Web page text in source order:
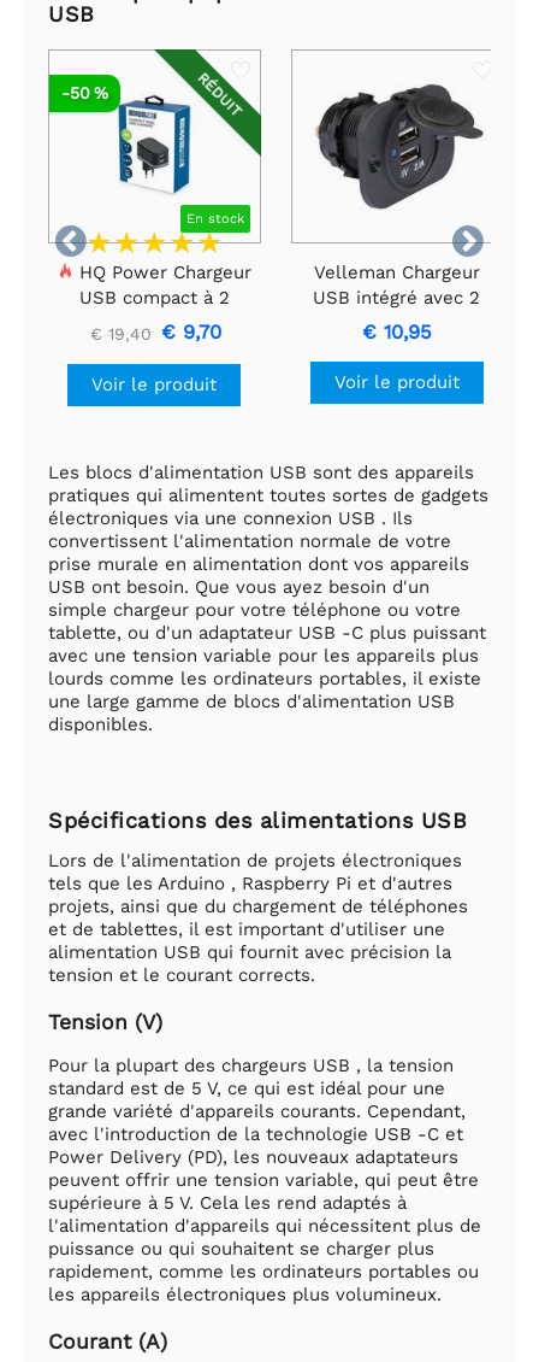
USB


RÉDUIT
En stock
-50 %
HQ Power Chargeur
USB compact à 2
ports – Charge
intelligente 17 W, noir
€ 19,40 € 9,70
Voir le produit
Velleman Chargeur
USB intégré avec 2
ports et couvercle
anti-éclaboussures –
12–24 V à 5 V/2,1 A
€ 10,95
Voir le produit
Les blocs d'alimentation USB sont des appareils
pratiques qui alimentent toutes sortes de gadgets
électroniques via une connexion USB . Ils
convertissent l'alimentation normale de votre
prise murale en alimentation dont vos appareils
USB ont besoin. Que vous ayez besoin d'un
simple chargeur pour votre téléphone ou votre
tablette, ou d'un adaptateur USB -C plus puissant
avec une tension variable pour les appareils plus
lourds comme les ordinateurs portables, il existe
une large gamme de blocs d'alimentation USB
disponibles.
Spécifications des alimentations USB
Lors de l'alimentation de projets électroniques
tels que les Arduino , Raspberry Pi et d'autres
projets, ainsi que du chargement de téléphones
et de tablettes, il est important d'utiliser une
alimentation USB qui fournit avec précision la
tension et le courant corrects.
Tension (V)
Pour la plupart des chargeurs USB , la tension
standard est de 5 V, ce qui est idéal pour une
grande variété d'appareils courants. Cependant,
avec l'introduction de la technologie USB -C et
Power Delivery (PD), les nouveaux adaptateurs
peuvent offrir une tension variable, qui peut être
supérieure à 5 V. Cela les rend adaptés à
l'alimentation d'appareils qui nécessitent plus de
puissance ou qui souhaitent se charger plus
rapidement, comme les ordinateurs portables ou
les appareils électroniques plus volumineux.
Courant (A)